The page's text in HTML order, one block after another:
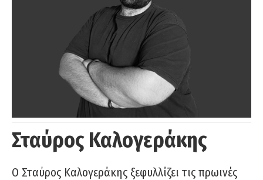
Σταύρος Καλογεράκης
Ο Σταύρος Καλογεράκης ξεφυλλίζει τις πρωινές